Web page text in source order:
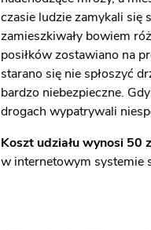
czasie ludzie zamykali
zamieszkiwały bowiem
posiłków zostawiano na
starano się nie spłoszyć
bardzo niebezpieczne.
drogach wypatrywali
Koszt udziału wynosi 50
w internetowym systemie